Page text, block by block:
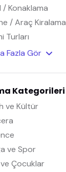
/ Konaklama
/ Araç Kiralama
Turları
Fazla Gör
Kategorileri
ve Kültür
ve Spor
Çocuklar